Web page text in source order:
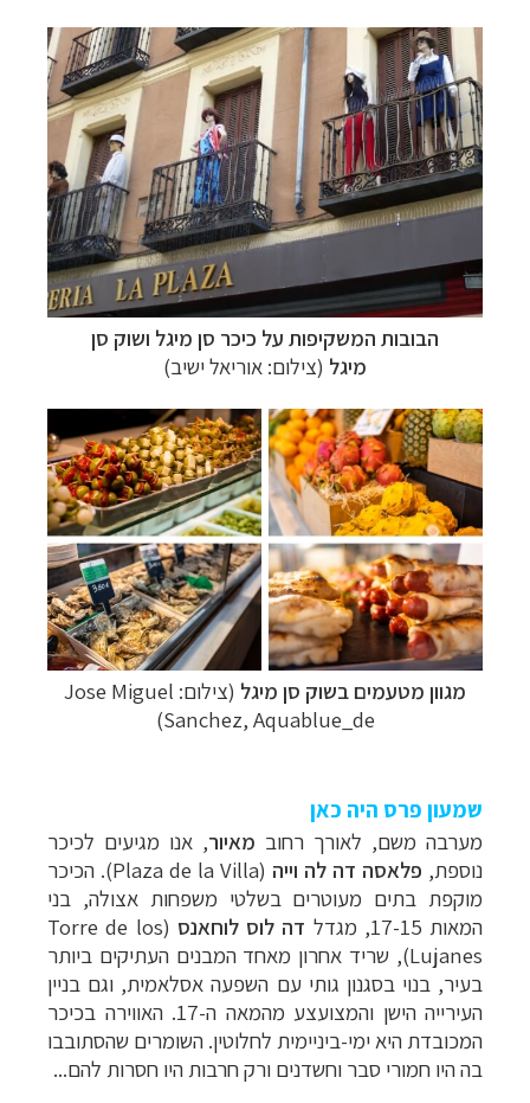
הבובות המשקיפות על כיכר סן מיגל ושוק סן
מיגל (צילום: אוריאל ישיב)
מגוון מטעמים בשוק סן מיגל (צילום: Jose Miguel
Sanchez, Aquablue_de
)
שמעון פרס היה כאן
מערבה משם, לאורך רחוב מאיור, אנו מגיעים לכיכר
נוספת, פלאסה דה לה וייה (
Plaza de la Villa). הכיכר
מוקפת בתים מעוטרים בשלטי משפחות אצולה, בני
המאות 17-15, מגדל
דה לוס לוחאנס (
Torre de los
Lujanes), שריד אחרון מאחד המבנים העתיקים ביותר
בעיר, בנוי בסגנון גותי עם השפעה אסלאמית, וגם בניין
העירייה הישן והמצועצע מהמאה ה-17. האווירה בכיכר
המכובדת היא ימי-ביניימית לחלוטין. השומרים שהסתובבו
בה היו חמורי סבר וחשדנים ורק חרבות היו חסרות להם...